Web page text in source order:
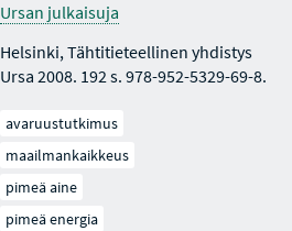
Ursan julkaisuja
Helsinki, Tähtitieteellinen yhdistys
Ursa 2008. 192 s. 978-952-5329-69-8.
avaruustutkimus
maailmankaikkeus
pimeä aine
pimeä energia